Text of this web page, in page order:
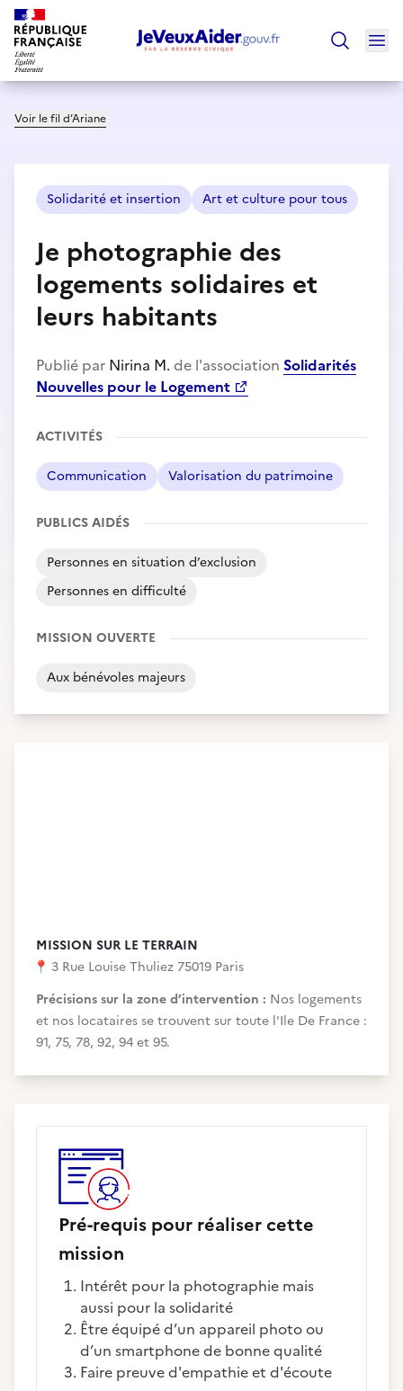
Voir le fil d’Ariane
Solidarité et insertion Art et culture pour tous
Je photographie des
logements solidaires et
leurs habitants
Publié par Nirina M. de l'association Solidarités
Nouvelles pour le Logement
ACTIVITÉS
Communication Valorisation du patrimoine
PUBLICS AIDÉS
Personnes en situation d’exclusion
Personnes en difficulté
MISSION OUVERTE
Aux bénévoles majeurs
MISSION SUR LE TERRAIN
📍 3 Rue Louise Thuliez 75019 Paris
Précisions sur la zone d’intervention : Nos logements
et nos locataires se trouvent sur toute l'Ile De France :
91, 75, 78, 92, 94 et 95.
Pré-requis pour réaliser cette
mission
Intérêt pour la photographie mais
aussi pour la solidarité
Être équipé d’un appareil photo ou
d’un smartphone de bonne qualité
Faire preuve d'empathie et d'écoute